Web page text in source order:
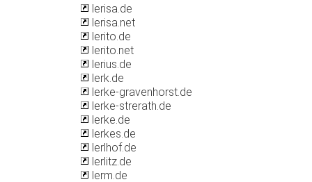
lerisa.de
lerisa.net
lerito.de
lerito.net
lerius.de
lerk.de
lerke-gravenhorst.de
lerke-strerath.de
lerke.de
lerkes.de
lerlhof.de
lerlitz.de
lerm.de